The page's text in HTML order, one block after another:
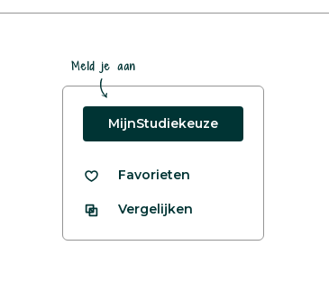
Meld je aan
MijnStudiekeuze
Favorieten
Vergelijken